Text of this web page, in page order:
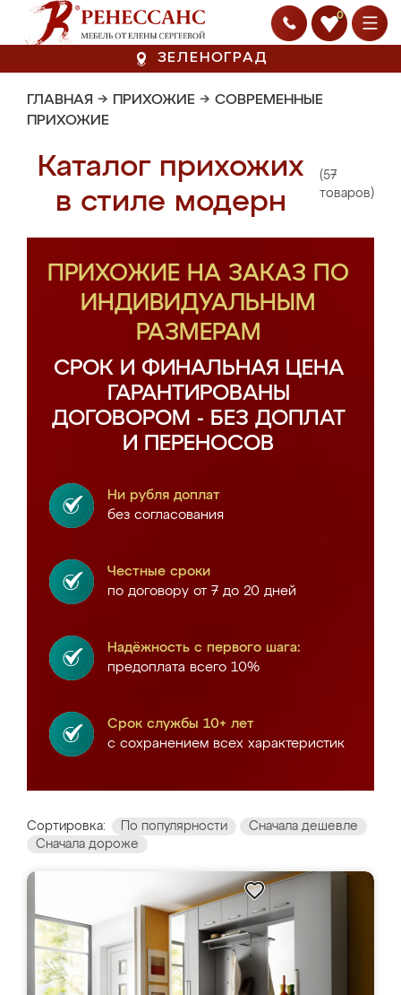
0
ЗЕЛЕНОГРАД
ГЛАВНАЯ → ПРИХОЖИЕ → СОВРЕМЕННЫЕ
ПРИХОЖИЕ
Каталог прихожих
в стиле модерн
(57
товаров)
ПРИХОЖИЕ НА ЗАКАЗ ПО
ИНДИВИДУАЛЬНЫМ
РАЗМЕРАМ
СРОК И ФИНАЛЬНАЯ ЦЕНА
ГАРАНТИРОВАНЫ
ДОГОВОРОМ - БЕЗ ДОПЛАТ
И ПЕРЕНОСОВ
Ни рубля доплат
без согласования
Честные сроки
по договору от 7 до 20 дней
Надёжность с первого шага:
предоплата всего 10%
Срок службы 10+ лет
с сохранением всех характеристик
Сортировка: По популярности
Сначала дешевле
Сначала дороже